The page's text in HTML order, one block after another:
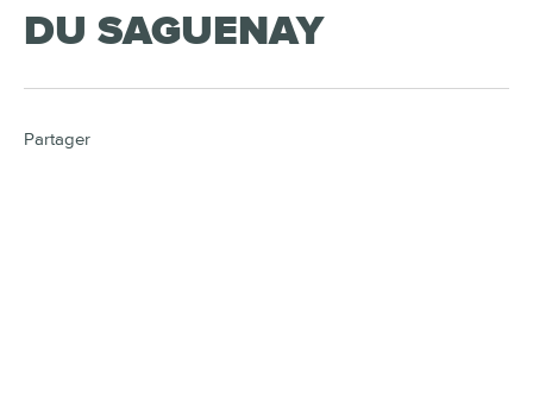
DU SAGUENAY
Partager